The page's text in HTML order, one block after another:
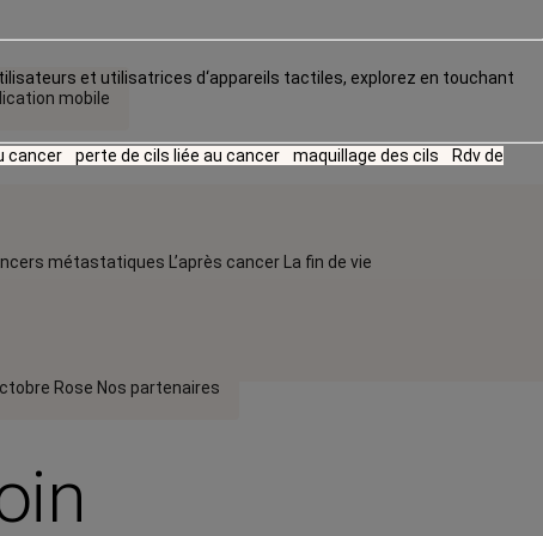
mobile
métastatiques L’après cancer La fin de vie
Rose Nos partenaires
et utilisatrices d‘appareils tactiles, explorez en touchant
cancer perte de cils liée au cancer maquillage des cils
Rdv de